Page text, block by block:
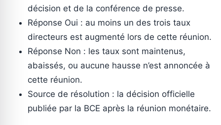
décision et de la conférence de presse.
Réponse Oui : au moins un des trois taux
directeurs est augmenté lors de cette réunion.
Réponse Non : les taux sont maintenus,
abaissés, ou aucune hausse n’est annoncée à
cette réunion.
Source de résolution : la décision officielle
publiée par la BCE après la réunion monétaire.